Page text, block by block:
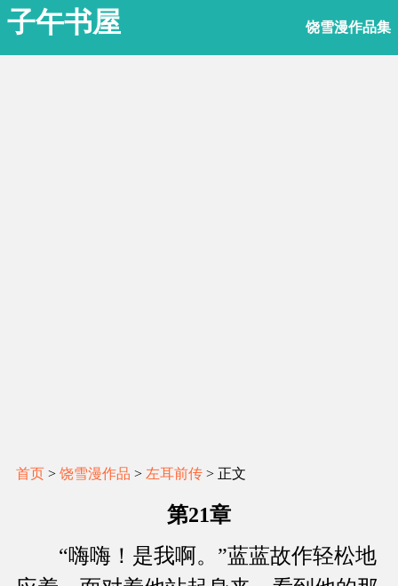
子午书屋 饶雪漫作品集
首页 > 饶雪漫作品 > 左耳前传 > 正文
第21章
“嗨嗨！是我啊。”蓝蓝故作轻松地